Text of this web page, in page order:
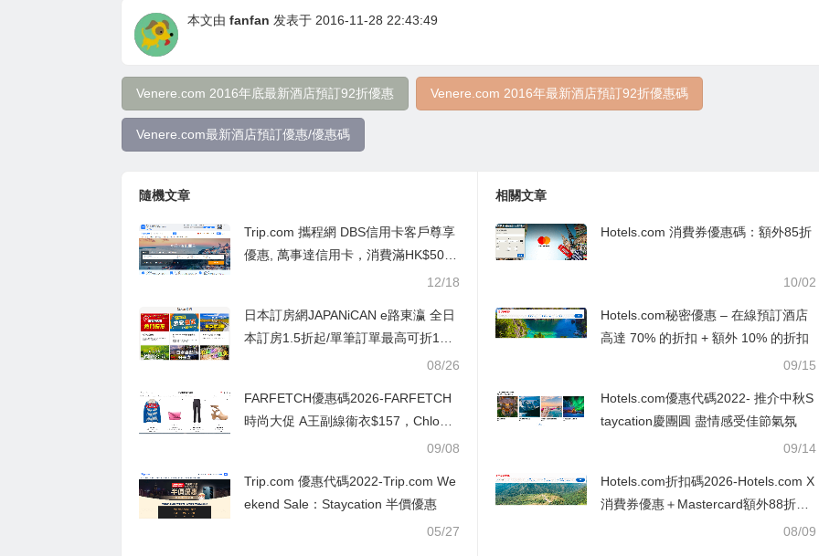
本文由 fanfan 发表于 2016-11-28 22:43:49
Venere.com 2016年底最新酒店預訂92折優惠 Venere.com 2016年最新酒店預訂92折優惠碼
Venere.com最新酒店預訂優惠/優惠碼
隨機文章
Trip.com 攜程網 DBS信用卡客戶尊享
優惠, 萬事達信用卡，消費滿HK$5000
即減HK$600/ 用DBS Eminent Card &
$5000即減HK$500
12/18
日本訂房網JAPANiCAN e路東瀛 全日
本訂房1.5折起/單筆訂單最高可折12,0
00日圓,日本在地票券最高63折起優惠
08/26
FARFETCH優惠碼2026-FARFETCH
時尚大促 A王副線衞衣$157，Chloe
Darryl包$714 無門檻8.5折+滿額減$4
09/08
Trip.com 優惠代碼2022-Trip.com We
ekend Sale：Staycation 半價優惠
05/27
相關文章
Hotels.com 消費券優惠碼：額外85折
10/02
Hotels.com秘密優惠 – 在線預訂酒店
高達 70% 的折扣 + 額外 10% 的折扣
09/15
Hotels.com優惠代碼2022- 推介中秋S
taycation慶團圓 盡情感受佳節氣氛
09/14
Hotels.com折扣碼2026-Hotels.com X
消費券優惠＋Mastercard額外88折優
08/09